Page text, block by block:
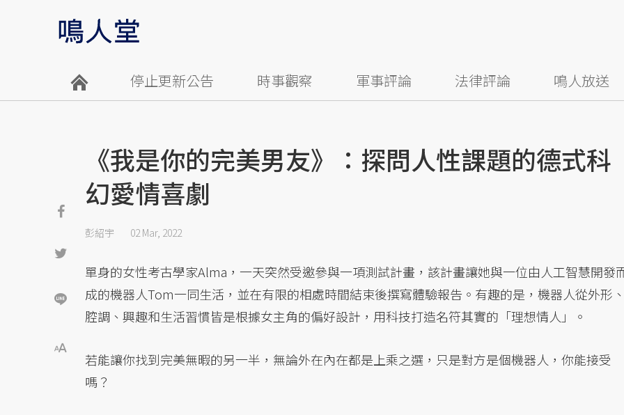
停止更新公告 時事觀察 軍事評論 法律評論 鳴人放送
《我是你的完美男友》：探問人性課題的德式科
幻愛情喜劇
彭紹宇 02 Mar, 2022
單身的女性考古學家Alma，一天突然受邀參與一項測試計畫，該計畫讓她與一位由人工智慧開發
成的機器人Tom一同生活，並在有限的相處時間結束後撰寫體驗報告。有趣的是，機器人從外形、
腔調、興趣和生活習慣皆是根據女主角的偏好設計，用科技打造名符其實的「理想情人」。
若能讓你找到完美無暇的另一半，無論外在內在都是上乘之選，只是對方是個機器人，你能接受
嗎？